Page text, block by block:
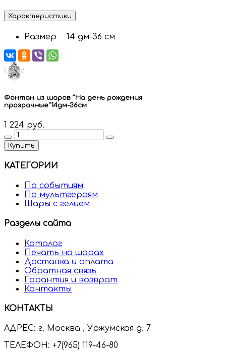
Характеристики
Размер 14 дм-36 см
Фонтан из шаров "На день рождения
прозрачные"14дм-36см
1 224 руб.
Купить
КАТЕГОРИИ
По событиям
По мультгероям
Шары с гелием
Разделы сайта
Каталог
Печать на шарах
Доставка и оплата
Обратная связь
Гарантия и возврат
Контакты
КОНТАКТЫ
АДРЕС: г. Москва , Уржумская д. 7
ТЕЛЕФОН: +7(965) 119-46-80